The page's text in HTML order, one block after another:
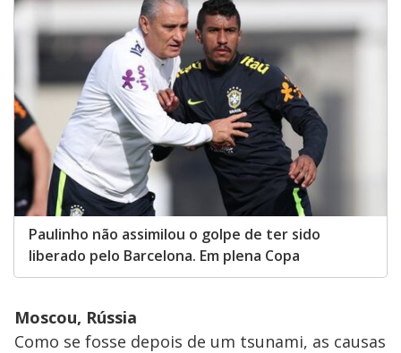
Paulinho não assimilou o golpe de ter sido
liberado pelo Barcelona. Em plena Copa
Moscou, Rússia
Como se fosse depois de um tsunami, as causas